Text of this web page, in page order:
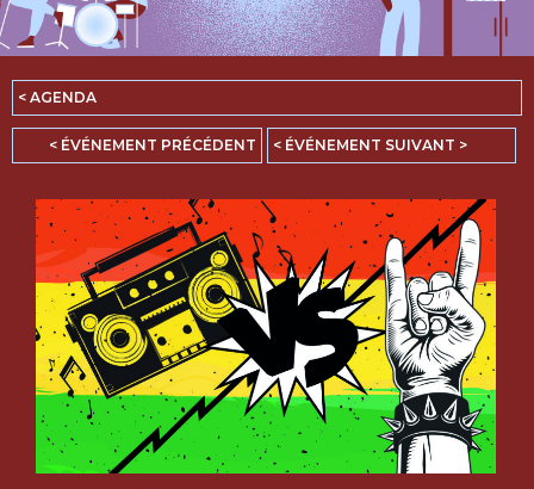
< AGENDA
< ÉVÉNEMENT PRÉCÉDENT < ÉVÉNEMENT SUIVANT >